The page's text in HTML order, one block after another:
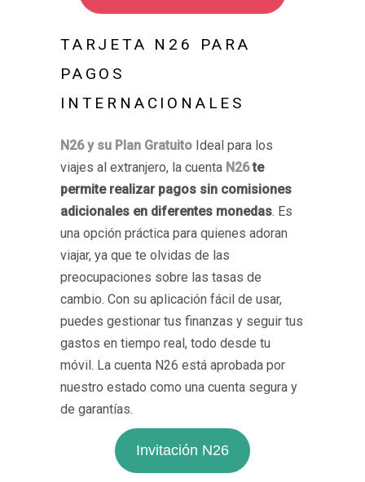
TARJETA N26 PARA
PAGOS
INTERNACIONALES
N26 y su Plan Gratuito Ideal para los
viajes al extranjero, la cuenta N26te
permite realizar pagos sin comisiones
adicionales en diferentes monedas. Es
una opción práctica para quienes adoran
viajar, ya que te olvidas de las
preocupaciones sobre las tasas de
cambio. Con su aplicación fácil de usar,
puedes gestionar tus finanzas y seguir tus
gastos en tiempo real, todo desde tu
móvil. La cuenta N26 está aprobada por
nuestro estado como una cuenta segura y
de garantías.
Invitación N26